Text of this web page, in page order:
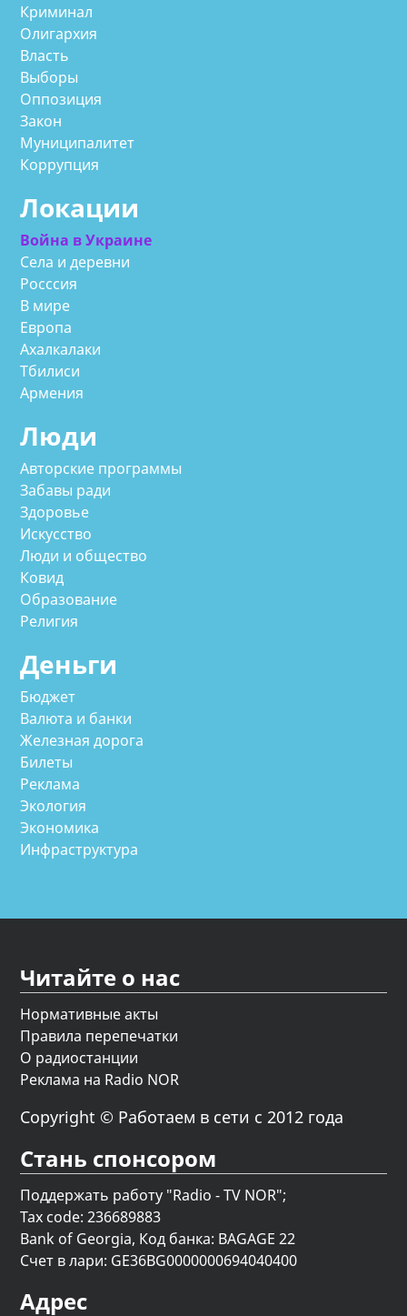
Криминал
Олигархия
Власть
Выборы
Оппозиция
Закон
Муниципалитет
Коррупция
Локации
Война в Украине
Села и деревни
Росссия
В мире
Европа
Ахалкалаки
Тбилиси
Армения
Люди
Авторские программы
Забавы ради
Здоровье
Искусство
Люди и общество
Ковид
Образование
Религия
Деньги
Бюджет
Валюта и банки
Железная дорога
Билеты
Реклама
Экология
Экономика
Инфраструктура
Читайте о нас
Нормативные акты
Правила перепечатки
О радиостанции
Реклама на Radio NOR
Copyright © Работаем в сети с 2012 года
Стань спонсором
Поддержать работу "Radio - TV NOR";
Tax code: 236689883
Bank of Georgia, Код банка: BAGAGE 22
Счет в лари: GE36BG0000000694040400
Адрес